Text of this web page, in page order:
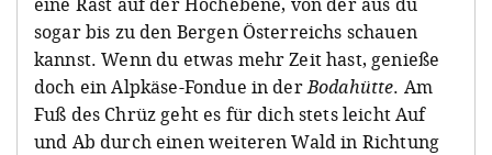
sogar bis zu den Bergen Österreichs schauen
kannst. Wenn du etwas mehr Zeit hast, genieße
doch ein Alpkäse-Fondue in derBodahütte. Am
Fuß des Chrüz geht es für dich stets leicht Auf
und Ab durch einen weiteren Wald in Richtung